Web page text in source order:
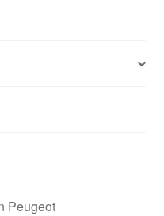
Peugeot